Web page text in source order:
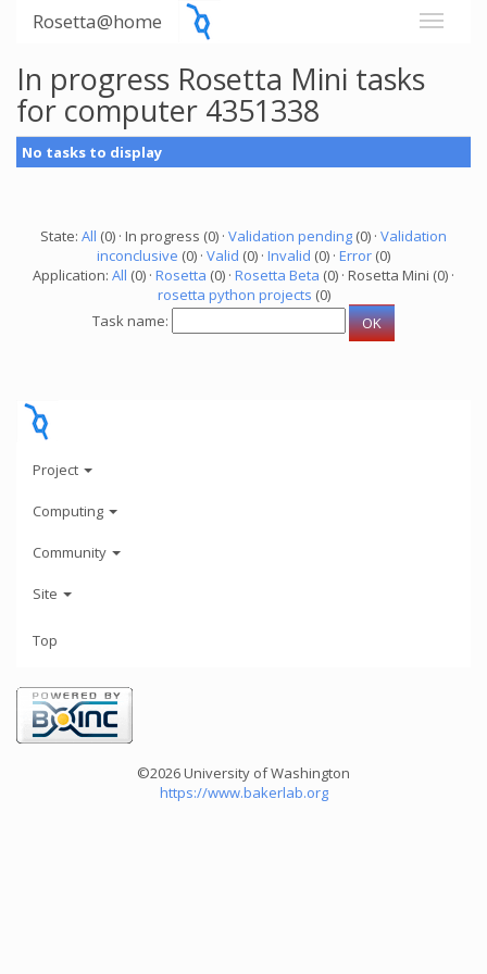
Rosetta@home
In progress Rosetta Mini tasks
for computer 4351338
No tasks to display
State: All (0) · In progress (0) · Validation pending (0) · Validation
inconclusive (0) · Valid (0) · Invalid (0) · Error (0)
Application: All (0) · Rosetta (0) · Rosetta Beta (0) · Rosetta Mini (0) ·
rosetta python projects (0)
Task name:
Project
Computing
Community
Site
Top
©2026 University of Washington
https://www.bakerlab.org